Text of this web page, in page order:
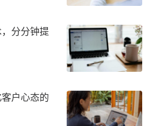
分分钟提
户心态的